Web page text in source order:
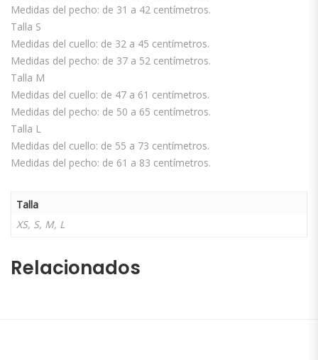
Medidas del pecho: de 31 a 42 centímetros.
Talla S
Medidas del cuello: de 32 a 45 centímetros.
Medidas del pecho: de 37 a 52 centímetros.
Talla M
Medidas del cuello: de 47 a 61 centímetros.
Medidas del pecho: de 50 a 65 centímetros.
Talla L
Medidas del cuello: de 55 a 73 centímetros.
Medidas del pecho: de 61 a 83 centímetros.
Talla
XS, S, M, L
Relacionados